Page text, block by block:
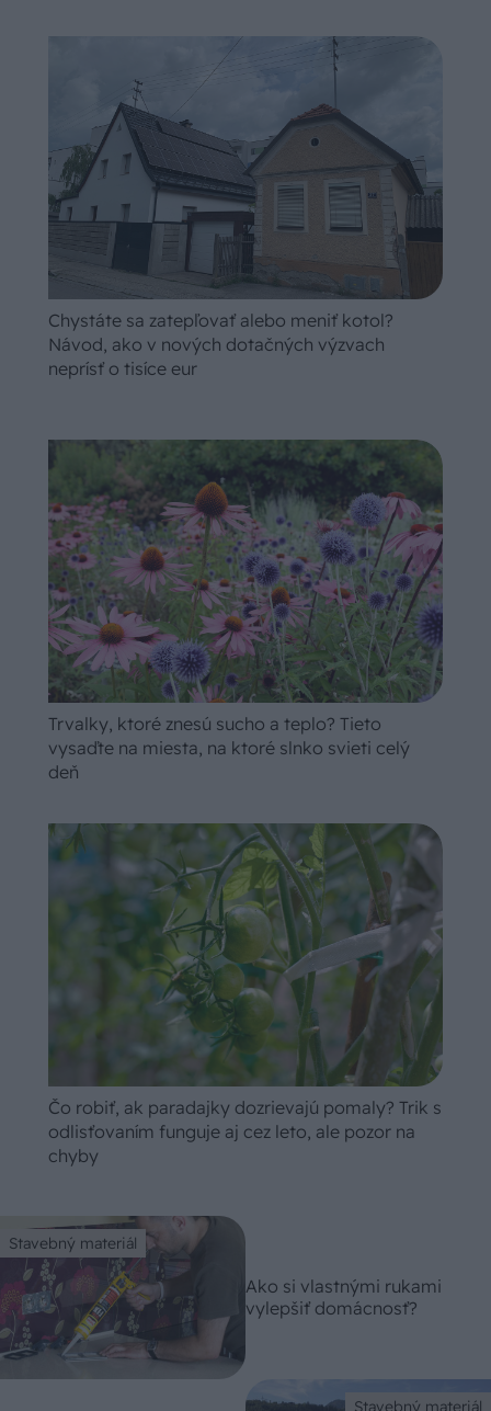
Chystáte sa zatepľovať alebo meniť kotol?
Návod, ako v nových dotačných výzvach
neprísť o tisíce eur
Trvalky, ktoré znesú sucho a teplo? Tieto
vysaďte na miesta, na ktoré slnko svieti celý
deň
Čo robiť, ak paradajky dozrievajú pomaly? Trik s
odlisťovaním funguje aj cez leto, ale pozor na
chyby
Stavebný materiál
Ako si vlastnými rukami
vylepšiť domácnosť?
Stavebný materiál